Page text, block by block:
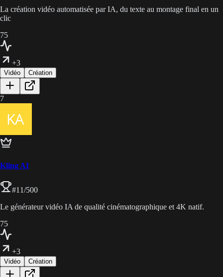
La création vidéo automatisée par IA, du texte au montage final en un
clic
75
+3
Vidéo Création
7
Kling AI
#11/500
Le générateur vidéo IA de qualité cinématographique et 4K natif.
75
+3
Vidéo Création